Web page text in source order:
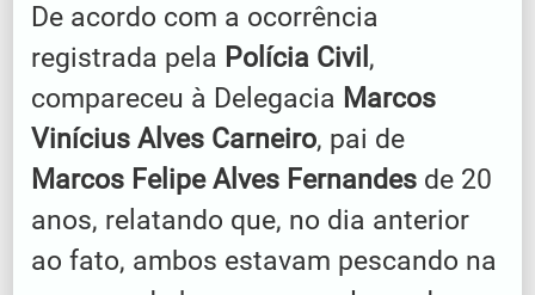
De acordo com a ocorrência
registrada pela Polícia Civil ,
compareceu à Delegacia Marcos
Vinícius Alves Carneiro, pai de
Marcos Felipe Alves Fernandes de 20
anos, relatando que, no dia anterior
ao fato, ambos estavam pescando na